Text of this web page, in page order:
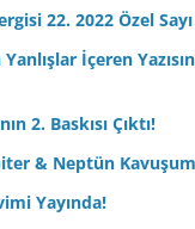
22. 2022 Özel Sayı
Yanlışlar İçeren
2. Baskısı Çıktı!
& Neptün
Yayında!